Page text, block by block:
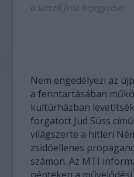
a szerző friss bejegyzései
Nem engedélyezi az
a fenntartásában
kultúrházban
forgatott Jud Süss
világszerte a hitleri
zsidóellenes
számon. Az MTI